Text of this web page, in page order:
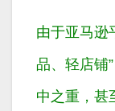
由于亚马逊
品、轻店铺
中之重，甚